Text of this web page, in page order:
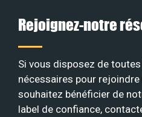
Rejoignez-notre
Si vous disposez de
nécessaires pour
souhaitez bénéficier de
label de confiance,